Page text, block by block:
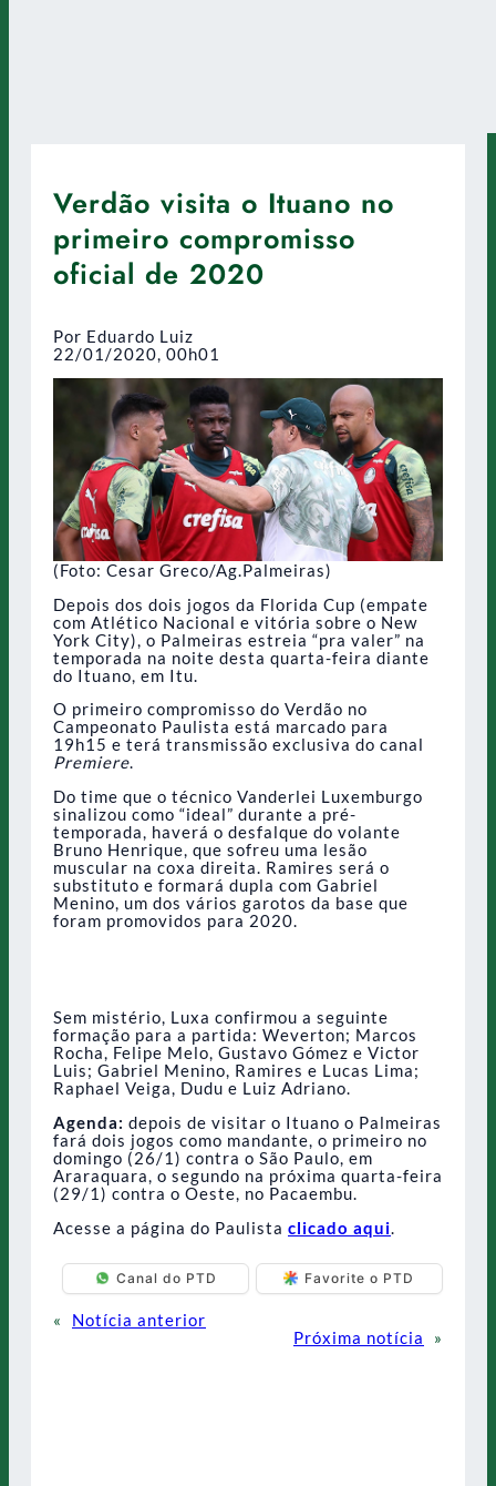
Verdão visita o Ituano no
primeiro compromisso
oficial de 2020
Por Eduardo Luiz
22/01/2020, 00h01
(Foto: Cesar Greco/Ag.Palmeiras)
Depois dos dois jogos da Florida Cup (empate
com Atlético Nacional e vitória sobre o New
York City), o Palmeiras estreia “pra valer” na
temporada na noite desta quarta-feira diante
do Ituano, em Itu.
O primeiro compromisso do Verdão no
Campeonato Paulista está marcado para
19h15 e terá transmissão exclusiva do canal
Premiere.
Do time que o técnico Vanderlei Luxemburgo
sinalizou como “ideal” durante a pré-
temporada, haverá o desfalque do volante
Bruno Henrique, que sofreu uma lesão
muscular na coxa direita. Ramires será o
substituto e formará dupla com Gabriel
Menino, um dos vários garotos da base que
foram promovidos para 2020.
Sem mistério, Luxa confirmou a seguinte
formação para a partida: Weverton; Marcos
Rocha, Felipe Melo, Gustavo Gómez e Victor
Luis; Gabriel Menino, Ramires e Lucas Lima;
Raphael Veiga, Dudu e Luiz Adriano.
Agenda: depois de visitar o Ituano o Palmeiras
fará dois jogos como mandante, o primeiro no
domingo (26/1) contra o São Paulo, em
Araraquara, o segundo na próxima quarta-feira
(29/1) contra o Oeste, no Pacaembu.
Acesse a página do Paulista clicado aqui.
Canal do PTD Favorite o PTD
«
Notícia anterior
Próxima notícia
»